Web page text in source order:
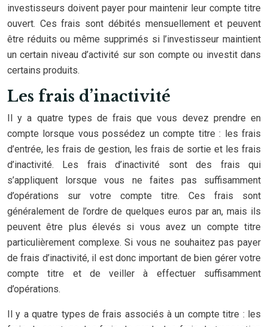
investisseurs doivent payer pour maintenir leur compte titre
ouvert. Ces frais sont débités mensuellement et peuvent
être réduits ou même supprimés si l’investisseur maintient
un certain niveau d’activité sur son compte ou investit dans
certains produits.
Les frais d’inactivité
Il y a quatre types de frais que vous devez prendre en
compte lorsque vous possédez un compte titre : les frais
d’entrée, les frais de gestion, les frais de sortie et les frais
d’inactivité. Les frais d’inactivité sont des frais qui
s’appliquent lorsque vous ne faites pas suffisamment
d’opérations sur votre compte titre. Ces frais sont
généralement de l’ordre de quelques euros par an, mais ils
peuvent être plus élevés si vous avez un compte titre
particulièrement complexe. Si vous ne souhaitez pas payer
de frais d’inactivité, il est donc important de bien gérer votre
compte titre et de veiller à effectuer suffisamment
d’opérations.
Il y a quatre types de frais associés à un compte titre : les